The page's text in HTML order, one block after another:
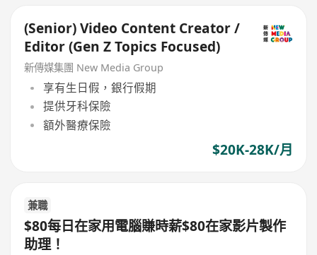
(Senior) Video Content Creator /
Editor (Gen Z Topics Focused)
新傳媒集團 New Media Group
享有生日假，銀行假期
提供牙科保險
額外醫療保險
$20K-28K/月
兼職
$80每日在家用電腦賺時薪$80在家影片製作
助理！